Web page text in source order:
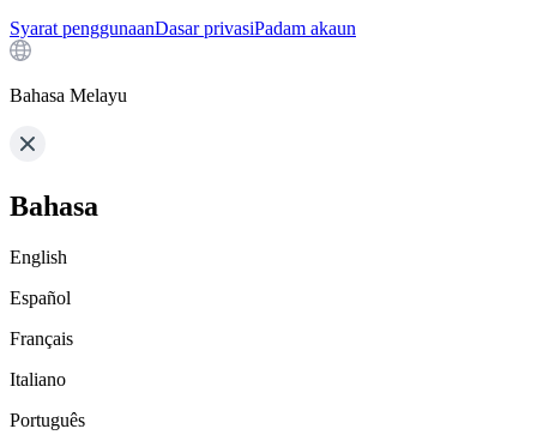
Syarat penggunaanDasar privasiPadam akaun
Bahasa Melayu
Bahasa
English
Español
Français
Italiano
Português